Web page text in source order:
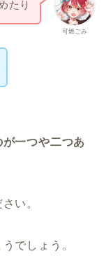
可燃ごみ
たり
一つや二つあ
い。
でしょう。